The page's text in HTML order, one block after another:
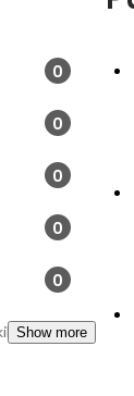
0
0
0
0
0
Show more